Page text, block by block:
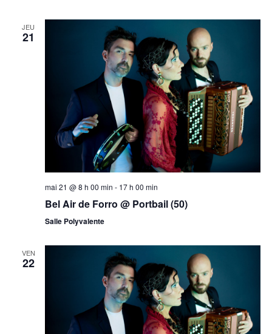
JEU
21
mai 21 @ 8 h 00 min - 17 h 00 min
Bel Air de Forro @ Portbail (50)
Salle Polyvalente
VEN
22